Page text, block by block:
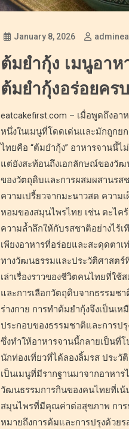
January 8, 2026
ต้มยำกุ้ง เมนูอาห
ต้มยำกุ้งอร่อยคร
eatcakefirst.com – เมื่อพูดถึงอา
หนึ่งในเมนูที่โดดเด่นและมักถูก
ไทยคือ “ต้มยำกุ้ง” อาหารจานนี้
แต่ยังสะท้อนถึงเอกลักษณ์ของวั
ของวัตถุดิบและการผสมผสานรส
ความเปรี้ยวจากมะนาวสด ความ
หอมของสมุนไพรไทย เช่น ตะไค
ความล้ำลึกให้กับรสชาติอย่างไร้
เพียงอาหารที่อร่อยและสะดุดตา
ทางวัฒนธรรมและประวัติศาสตร์
เล่าเรื่องราวของชีวิตคนไทยที่ใ
และการเลือกวัตถุดิบจากธรรมช
ร่างกาย การทำต้มยำกุ้งจึงเป็นเ
ประกอบของธรรมชาติและการป
ซึ่งทำให้อาหารจานนี้กลายเป็นที่
นักท่องเที่ยวที่ได้ลองลิ้มรส ประวั
เป็นเมนูที่มีรากฐานมาจากอาหาร
วัฒนธรรมการกินของคนไทยที่เน้
สมุนไพรที่มีคุณค่าต่อสุขภาพ การ
หมายถึงการต้มและการปรุงด้วยร